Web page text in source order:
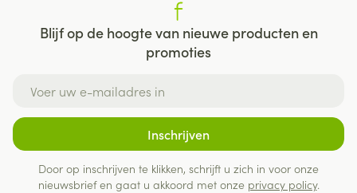
Blijf op de hoogte van nieuwe producten en
promoties
Inschrijven
Door op inschrijven te klikken, schrijft u zich in voor onze
nieuwsbrief en gaat u akkoord met onze privacy policy.